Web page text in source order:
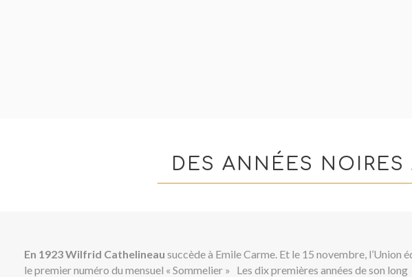
DES ANNÉES
En 1923 Wilfrid Cathelineau succède à Emile Carme. Et le 15 novembre, l’Union
le premier numéro du mensuel « Sommelier » Les dix premières années de son long